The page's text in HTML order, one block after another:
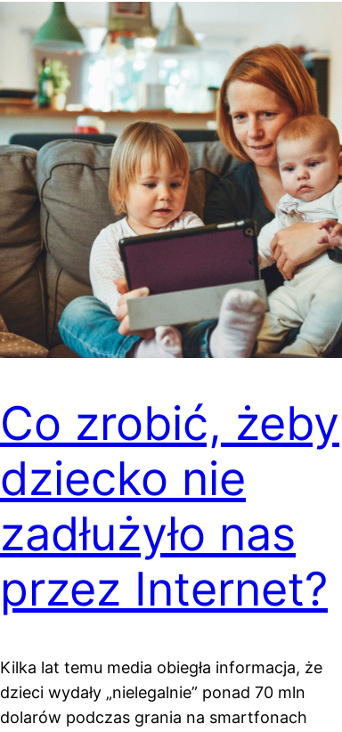
Co zrobić, żeby
dziecko nie
zadłużyło nas
przez Internet?
Kilka lat temu media obiegła informacja, że
dzieci wydały „nielegalnie” ponad 70 mln
dolarów podczas grania na smartfonach